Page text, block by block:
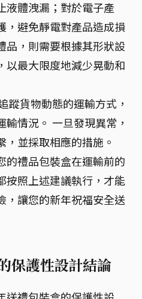
液體洩漏；對於電子產
，避免靜電對產品造成損
品，則需要根據其形狀設
以最大限度地減少晃動和
蹤貨物動態的運輸方式，
情況。 一旦發現異常，
並採取相應的措施。
的禮品包裝盒在運輸前的
按照上述建議執行，才能
，讓您的新年祝福安全送
保護性設計結論